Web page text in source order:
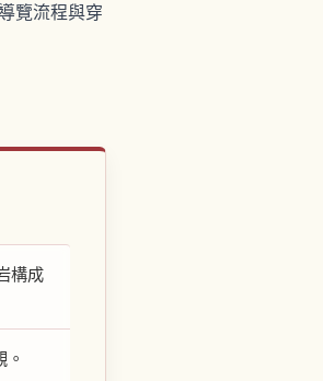
覽流程與穿
構成